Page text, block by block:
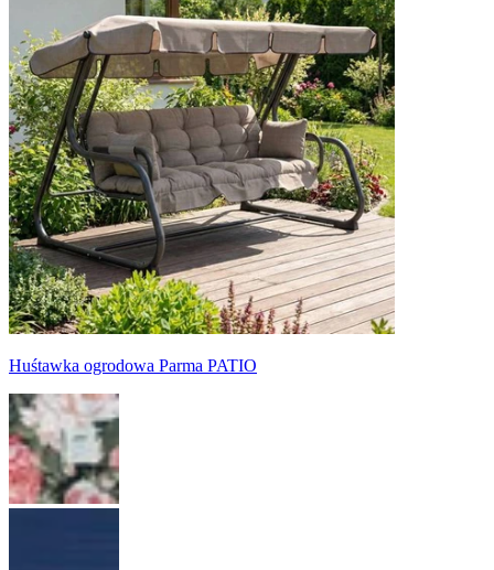
Huśtawka ogrodowa Parma PATIO